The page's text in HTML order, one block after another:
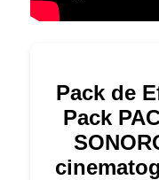
Pack de
Pack